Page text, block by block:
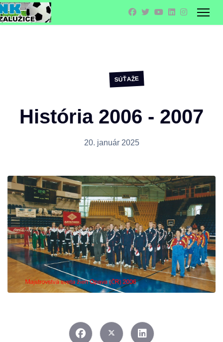
SÚŤAŽE
História 2006 - 2007
20. január 2025